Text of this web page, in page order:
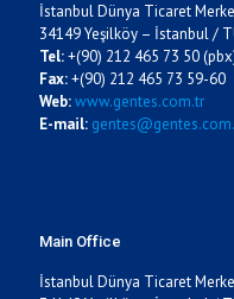
İstanbul Dünya Ticaret
34149 Yeşilköy – İstanbul /
Tel:+(90) 212 465 73 50
Fax:+(90) 212 465 73 59-60
Web:www.gentes.com.tr
E-mail:
Main Office
İstanbul Dünya Ticaret